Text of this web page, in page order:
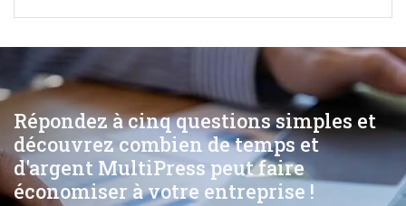
Répondez à cinq questions simples et
découvrez combien de temps et
d'argent MultiPress peut faire
économiser à votre entreprise !